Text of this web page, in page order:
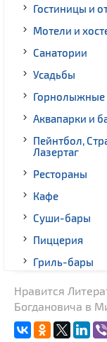
Гостиницы и
Мотели и
Санатории
Усадьбы
Горнолыжные
Аквапарки и
Пейнтбол,
Лазертаг
Рестораны
Кафе
Суши-бары
Пиццерия
Гриль-бары
Театры
Ночные клубы
Нравится
Богдановича в